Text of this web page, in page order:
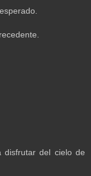
disfrutar del cielo de